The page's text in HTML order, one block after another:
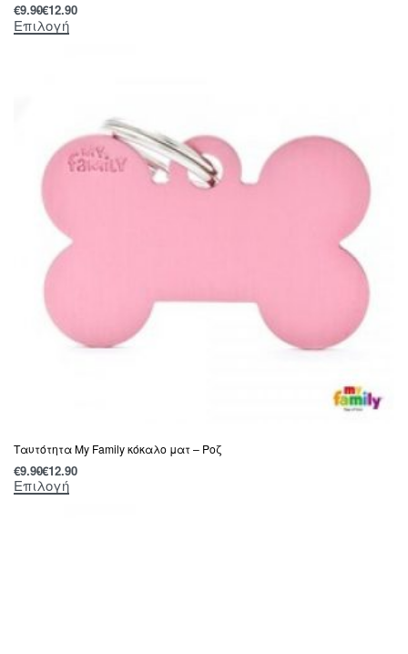
€9.90€12.90
Επιλογή
Tαυτότητα Μy Family κόκαλο ματ – Ροζ
€9.90€12.90
Επιλογή